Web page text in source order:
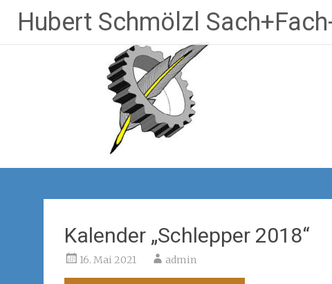
Inhalt
springen
Hubert Schmölzl
Kalender „Schlepper 2018“
16. Mai 2021 admin